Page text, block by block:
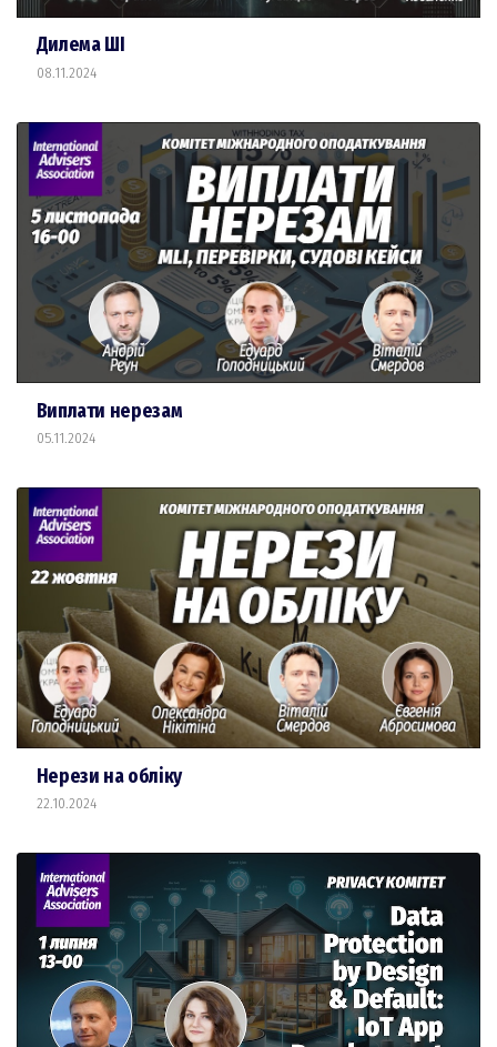
Дилема ШІ
08.11.2024
Виплати нерезам
05.11.2024
Нерези на обліку
22.10.2024